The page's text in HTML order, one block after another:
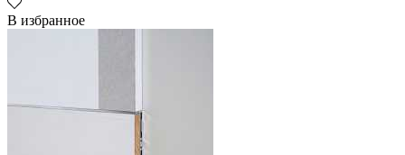
В избранное